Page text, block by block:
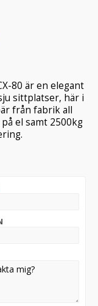
80 är en elegant
sittplatser, här i
från fabrik all
el samt 2500kg